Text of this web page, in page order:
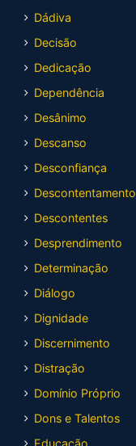
Dádiva
Decisão
Dedicação
Dependência
Desânimo
Descanso
Desconfiança
Descontentamento
Descontentes
Desprendimento
Determinação
Diálogo
Dignidade
Discernimento
Distração
Domínio Próprio
Dons e Talentos
Educação